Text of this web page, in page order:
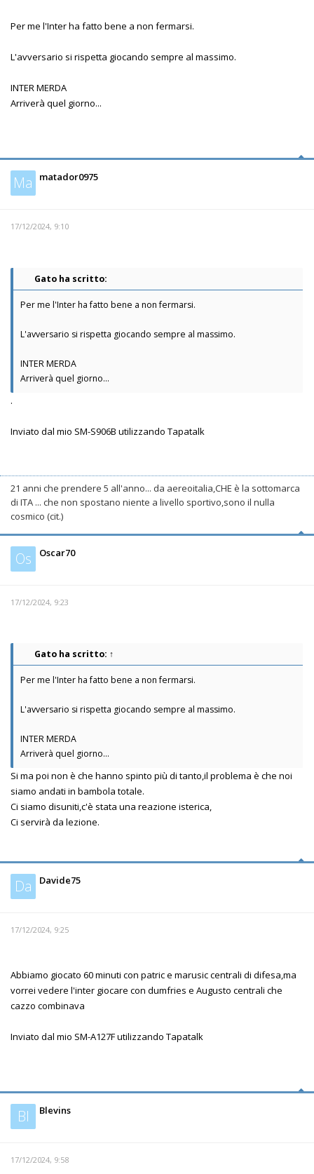
Per me l'Inter ha fatto bene a non fermarsi.
L'avversario si rispetta giocando sempre al massimo.
INTER MERDA
Arriverà quel giorno...
Ma matador0975
17/12/2024, 9:10
Gato ha scritto:
Per me l'Inter ha fatto bene a non fermarsi.
L'avversario si rispetta giocando sempre al massimo.
INTER MERDA
Arriverà quel giorno...
.
Inviato dal mio SM-S906B utilizzando Tapatalk
21 anni che prendere 5 all'anno... da aereoitalia,CHE è la sottomarca
di ITA ... che non spostano niente a livello sportivo,sono il nulla
cosmico (cit.)
Os Oscar70
17/12/2024, 9:23
Gato ha scritto: ↑
Per me l'Inter ha fatto bene a non fermarsi.
L'avversario si rispetta giocando sempre al massimo.
INTER MERDA
Arriverà quel giorno...
Si ma poi non è che hanno spinto più di tanto,il problema è che noi
siamo andati in bambola totale.
Ci siamo disuniti,c'è stata una reazione isterica,
Ci servirà da lezione.
Da Davide75
17/12/2024, 9:25
Abbiamo giocato 60 minuti con patric e marusic centrali di difesa,ma
vorrei vedere l'inter giocare con dumfries e Augusto centrali che
cazzo combinava
Inviato dal mio SM-A127F utilizzando Tapatalk
Bl Blevins
17/12/2024, 9:58